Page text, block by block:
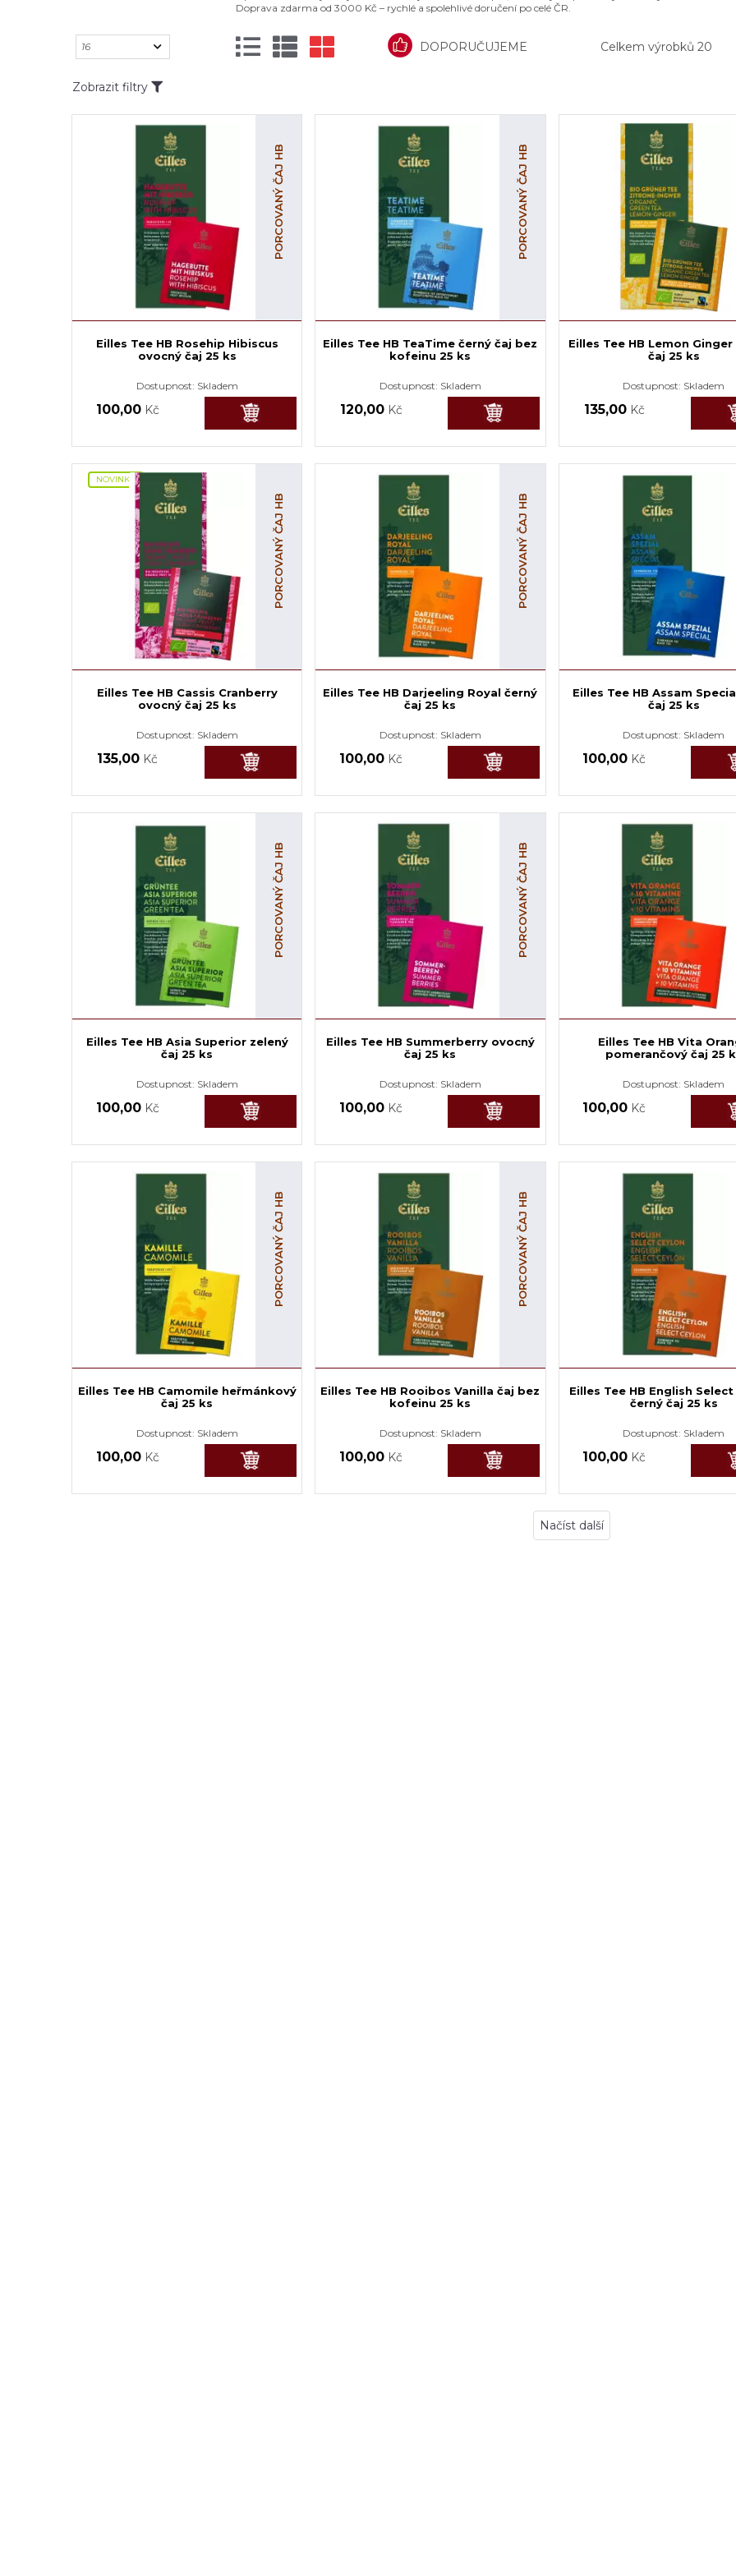
Doprava zdarma od 3000 Kč – rychlé a spolehlivé doručení po celé ČR.
DOPORUČUJEME Celkem výrobků 20
Zobrazit filtry
PORCOVANÝ ČAJ HB
Eilles Tee HB Rosehip Hibiscus
ovocný čaj 25 ks
Dostupnost: Skladem
100,00 Kč
PORCOVANÝ ČAJ HB
Eilles Tee HB TeaTime černý čaj bez
kofeinu 25 ks
Dostupnost: Skladem
120,00 Kč
Eilles Tee HB Lemon
čaj 25 ks
Dostupnost: Skladem
135,00 Kč
NOVINKA
PORCOVANÝ ČAJ HB
Eilles Tee HB Cassis Cranberry
ovocný čaj 25 ks
Dostupnost: Skladem
135,00 Kč
PORCOVANÝ ČAJ HB
Eilles Tee HB Darjeeling Royal černý
čaj 25 ks
Dostupnost: Skladem
100,00 Kč
Eilles Tee HB Assam
čaj 25 ks
Dostupnost: Skladem
100,00 Kč
PORCOVANÝ ČAJ HB
Eilles Tee HB Asia Superior zelený
čaj 25 ks
Dostupnost: Skladem
100,00 Kč
PORCOVANÝ ČAJ HB
Eilles Tee HB Summerberry ovocný
čaj 25 ks
Dostupnost: Skladem
100,00 Kč
Eilles Tee HB Vita
pomerančový čaj 25
Dostupnost: Skladem
100,00 Kč
PORCOVANÝ ČAJ HB
Eilles Tee HB Camomile heřmánkový
čaj 25 ks
Dostupnost: Skladem
100,00 Kč
PORCOVANÝ ČAJ HB
Eilles Tee HB Rooibos Vanilla čaj bez
kofeinu 25 ks
Dostupnost: Skladem
100,00 Kč
Eilles Tee HB English
černý čaj 25 ks
Dostupnost: Skladem
100,00 Kč
Načíst další